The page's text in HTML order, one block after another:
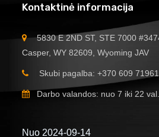
Kontaktinė informacija
5830 E 2ND ST, STE 7000
Casper, WY 82609, Wyoming JAV
Skubi pagalba: +370 609 71961
Darbo valandos: nuo 7 iki 22 val.
Nuo 2024-09-14